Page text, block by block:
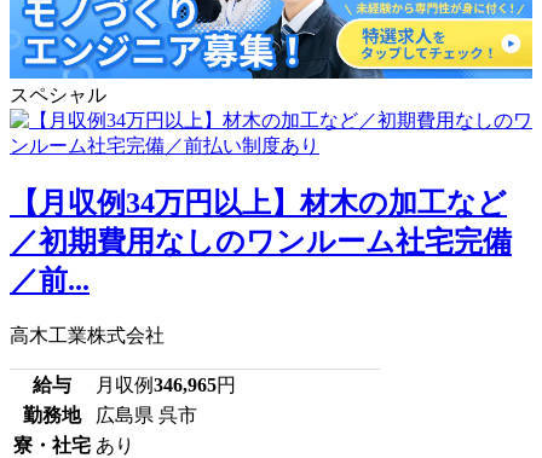
スペシャル
【月収例34万円以上】材木の加工など
／初期費用なしのワンルーム社宅完備
／前...
高木工業株式会社
給与 月収例346,965円
勤務地
広島県 呉市
寮・社宅 あり